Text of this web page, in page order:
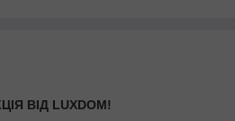
ВІД LUXDOM!